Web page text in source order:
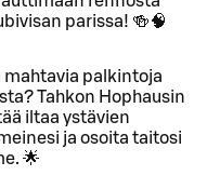
parissa! 🍻🧠
mahtavia palkintoja
Tahkon Hophausin
iltaa ystävien
ja osoita taitosi
🌟